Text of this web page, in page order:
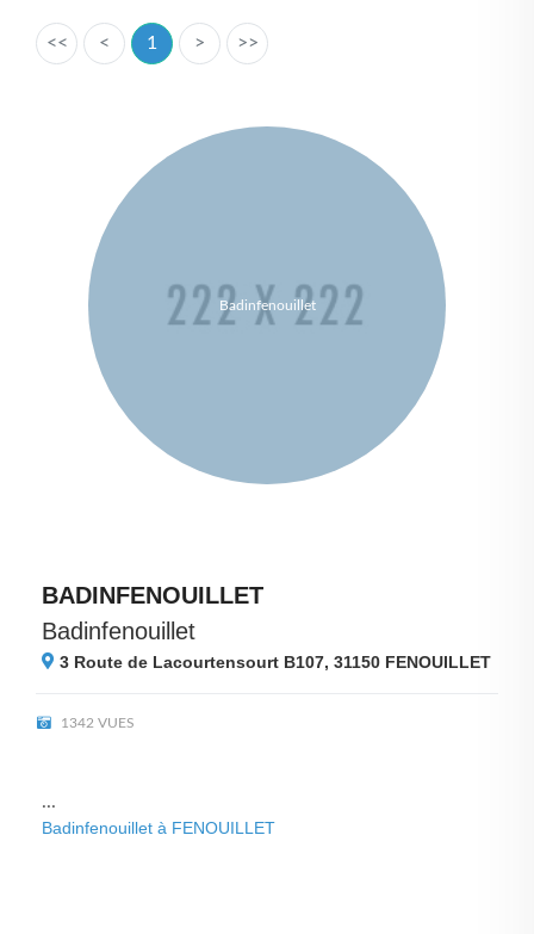
<< < 1 > >>
Badinfenouillet
BADINFENOUILLET
Badinfenouillet
3 Route de Lacourtensourt B107, 31150 FENOUILLET
1342 VUES
...
Badinfenouillet à FENOUILLET